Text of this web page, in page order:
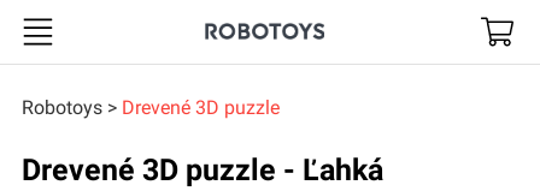
Robotoys
Robotoys Drevené 3D puzzle
Drevené 3D puzzle - Ľahká